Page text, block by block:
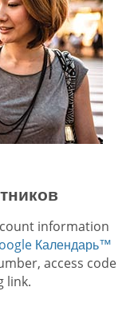
information
Календарь™
access code
link.